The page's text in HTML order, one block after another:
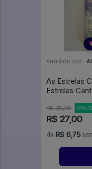
Vendido por:
As Estrelas
R$ 30,00 10%
R$ 27,00
4x R$ 6,75